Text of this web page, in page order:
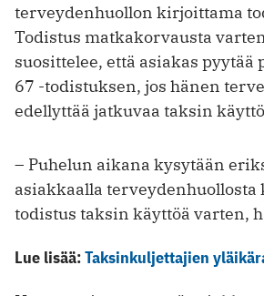
terveydenhuollon kirjoittama
Todistus matkakorvausta
suosittelee, että asiakas pyytää
67 -todistuksen, jos hänen
edellyttää jatkuvaa taksin
– Puhelun aikana kysytään
asiakkaalla
todistus taksin käyttöä varten,
Lue lisää:Taksinkuljettajien